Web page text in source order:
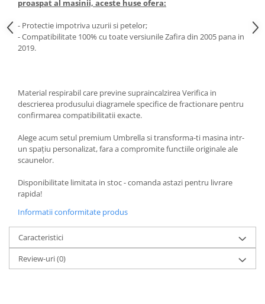
Spray Curatare Frane
Produse Intretinere si Detailing
Lubrifianti si Spray-uri de Curatare
Curatare si Detailing Exterior
Articole Auto Sezoniere
Produse de Iarna
Cabluri Pornire
Produse de Vara
Blog
proaspat al masinii, aceste huse ofera:
- Protectie impotriva uzurii si petelor;
- Compatibilitate 100% cu toate versiunile Zafira din 2005 pana in
2019.
Material respirabil care previne supraincalzirea Verifica in
descrierea produsului diagramele specifice de fractionare pentru
confirmarea compatibilitatii exacte.
Alege acum setul premium Umbrella si transforma-ti masina intr-
un spațiu personalizat, fara a compromite functiile originale ale
scaunelor.
Disponibilitate limitata in stoc - comanda astazi pentru livrare
rapida!
Informatii conformitate produs
Caracteristici
Review-uri(0)